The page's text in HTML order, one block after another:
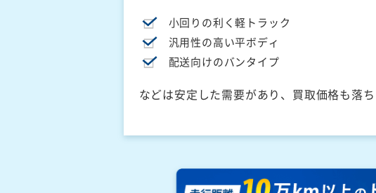
小回りの利く軽トラック
汎用性の高い平ボディ
配送向けのバンタイプ
などは安定した需要があり、買取価格も落